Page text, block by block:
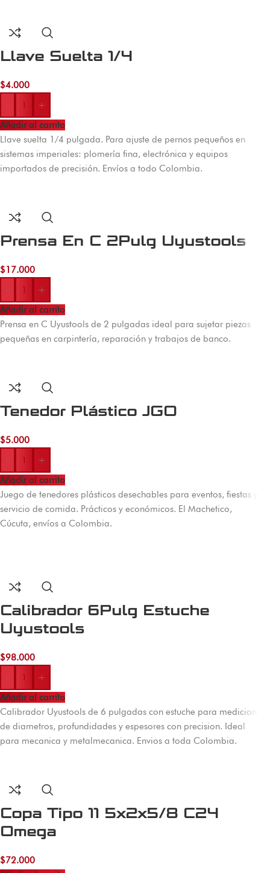
Llave Suelta 1/4
$4.000
-
+
Añadir al carrito
Llave suelta 1/4 pulgada. Para ajuste de pernos pequeños en
sistemas imperiales: plomería fina, electrónica y equipos
importados de precisión. Envíos a todo Colombia.
Prensa En C 2Pulg Uyustools
$17.000
-
+
Añadir al carrito
Prensa en C Uyustools de 2 pulgadas ideal para sujetar piezas
pequeñas en carpintería, reparación y trabajos de banco.
Tenedor Plástico JGO
$5.000
-
+
Añadir al carrito
Juego de tenedores plásticos desechables para eventos, fiestas y
servicio de comida. Prácticos y económicos. El Machetico,
Cúcuta, envíos a Colombia.
Calibrador 6Pulg Estuche
Uyustools
$98.000
-
+
Añadir al carrito
Calibrador Uyustools de 6 pulgadas con estuche para medicion
de diametros, profundidades y espesores con precision. Ideal
para mecanica y metalmecanica. Envios a toda Colombia.
Copa Tipo 11 5x2x5/8 C24
Omega
$72.000